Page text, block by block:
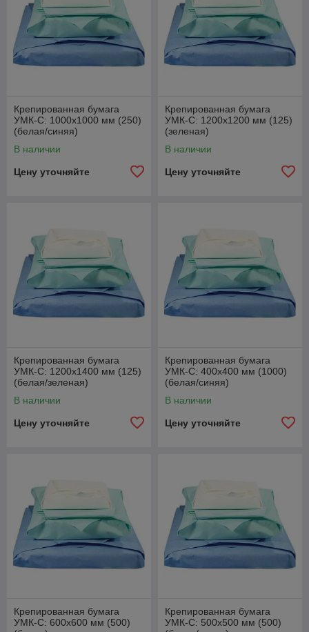
Крепированная бумага
УМК-С: 1000х1000 мм (250)
(белая/синяя)
В наличии
Цену уточняйте
Крепированная бумага
УМК-С: 1200х1200 мм (125)
(зеленая)
В наличии
Цену уточняйте
Крепированная бумага
УМК-С: 1200х1400 мм (125)
(белая/зеленая)
В наличии
Цену уточняйте
Крепированная бумага
УМК-С: 400х400 мм (1000)
(белая/синяя)
В наличии
Цену уточняйте
Крепированная бумага
УМК-С: 600х600 мм (500)
Крепированная бумага
УМК-С: 500х500 мм (500)